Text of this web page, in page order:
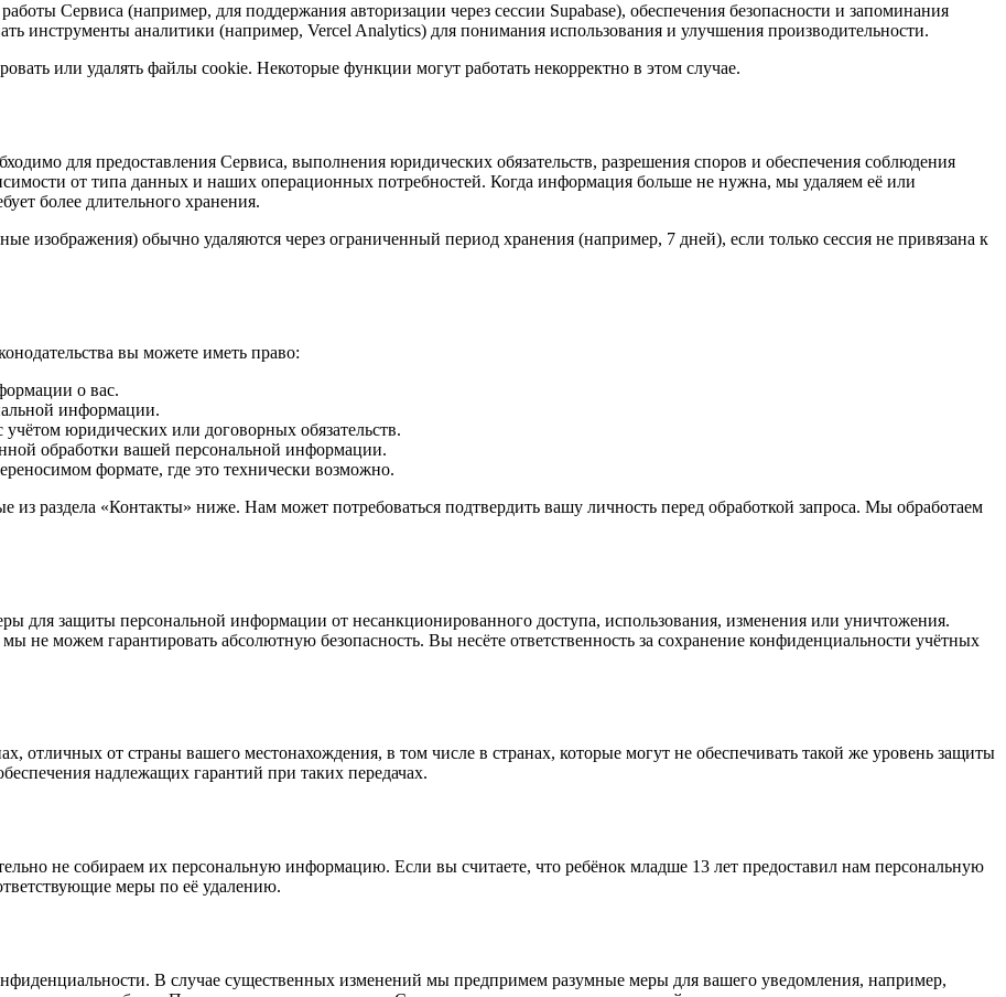
Сервиса (например, для поддержания авторизации через сессии Supabase), обеспечения безопасности и запоминания
инструменты аналитики (например, Vercel Analytics) для понимания использования и улучшения производительности.
или удалять файлы cookie. Некоторые функции могут работать некорректно в этом случае.
для предоставления Сервиса, выполнения юридических обязательств, разрешения споров и обеспечения соблюдения
от типа данных и наших операционных потребностей. Когда информация больше не нужна, мы удаляем её или
более длительного хранения.
изображения) обычно удаляются через ограниченный период хранения (например, 7 дней), если только сессия не привязана к
вы можете иметь право:
о вас.
информации.
юридических или договорных обязательств.
обработки вашей персональной информации.
формате, где это технически возможно.
из раздела «Контакты» ниже. Нам может потребоваться подтвердить вашу личность перед обработкой запроса. Мы обработаем
для защиты персональной информации от несанкционированного доступа, использования, изменения или уничтожения.
не можем гарантировать абсолютную безопасность. Вы несёте ответственность за сохранение конфиденциальности учётных
отличных от страны вашего местонахождения, в том числе в странах, которые могут не обеспечивать такой же уровень защиты
надлежащих гарантий при таких передачах.
не собираем их персональную информацию. Если вы считаете, что ребёнок младше 13 лет предоставил нам персональную
меры по её удалению.
В случае существенных изменений мы предпримем разумные меры для вашего уведомления, например,